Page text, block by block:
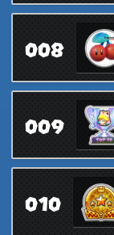
008
009
010